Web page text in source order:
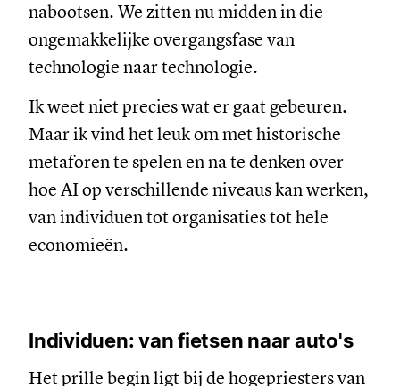
nabootsen. We zitten nu midden in die
ongemakkelijke overgangsfase van
technologie naar technologie.
Ik weet niet precies wat er gaat gebeuren.
Maar ik vind het leuk om met historische
metaforen te spelen en na te denken over
hoe AI op verschillende niveaus kan werken,
van individuen tot organisaties tot hele
economieën.
Individuen: van fietsen naar auto's
Het prille begin ligt bij de hogepriesters van